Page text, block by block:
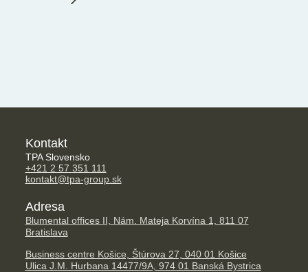
Kontakt
TPA Slovensko
+421 2 57 351 111
kontakt@tpa-group.sk
Adresa
Blumental offices II, Nám. Mateja Korvína 1, 811 07
Bratislava
Business centre Košice, Štúrova 27, 040 01 Košice
Ulica J.M. Hurbana 14477/9A, 974 01 Banská Bystrica